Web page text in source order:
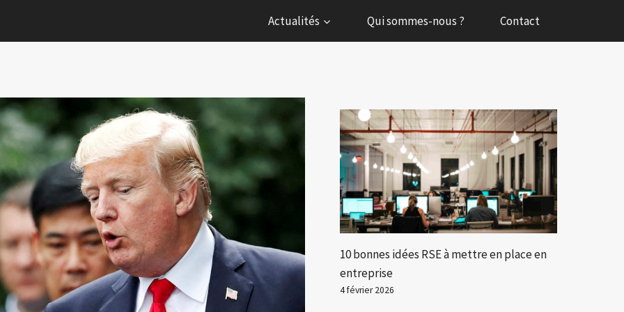
Actualités Qui sommes-nous ? Contact
10 bonnes idées RSE à mettre en place en
entreprise
4 février 2026